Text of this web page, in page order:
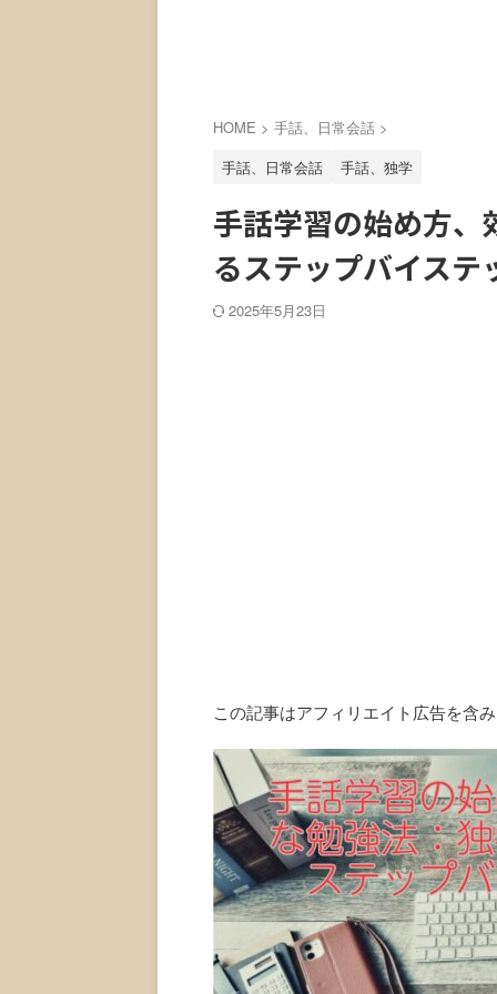
HOME > 手話、日常会話 >
手話、日常会話
手話、独学
手話学習の始め方
るステップバイステ
2025年5月23日
この記事はアフィリエイト広告を含